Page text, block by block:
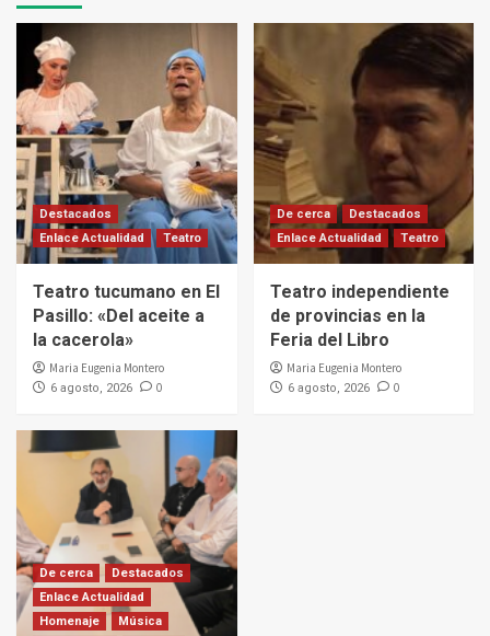
Destacados
Enlace Actualidad
Teatro
Teatro tucumano en El
Pasillo: «Del aceite a
la cacerola»
Maria Eugenia Montero
6 agosto, 2026 0
De cerca
Destacados
Enlace Actualidad
Teatro
Teatro independiente
de provincias en la
Feria del Libro
Maria Eugenia Montero
6 agosto, 2026 0
De cerca
Destacados
Enlace Actualidad
Homenaje
Música